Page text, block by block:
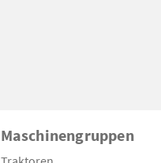
Maschinengruppen